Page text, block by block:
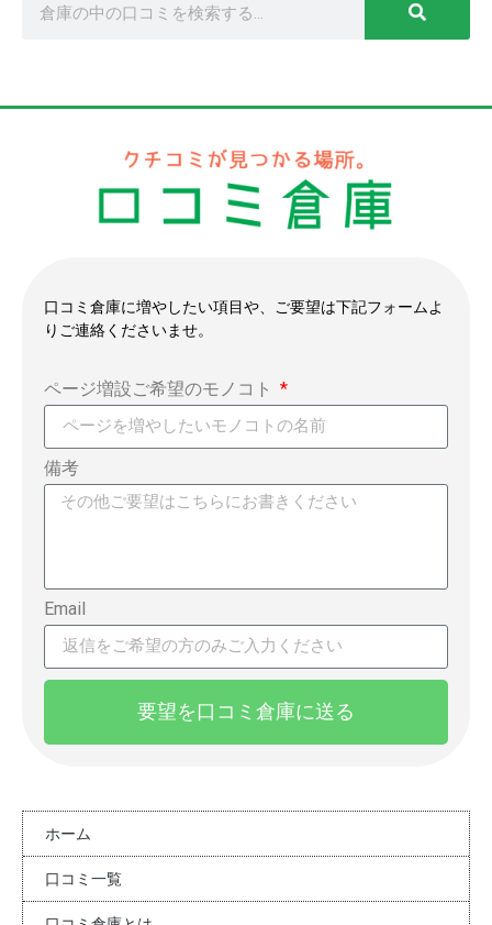
口コミ倉庫に増やしたい項目や、ご要望は下記フォームよ
りご連絡くださいませ。
ページ増設ご希望のモノコト
備考
Email
要望を口コミ倉庫に送る
ホーム
口コミ一覧